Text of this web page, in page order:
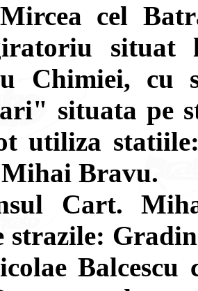
cel
situat
Chimiei, cu
situata pe
utiliza
Bravu.
Cart.
strazile: